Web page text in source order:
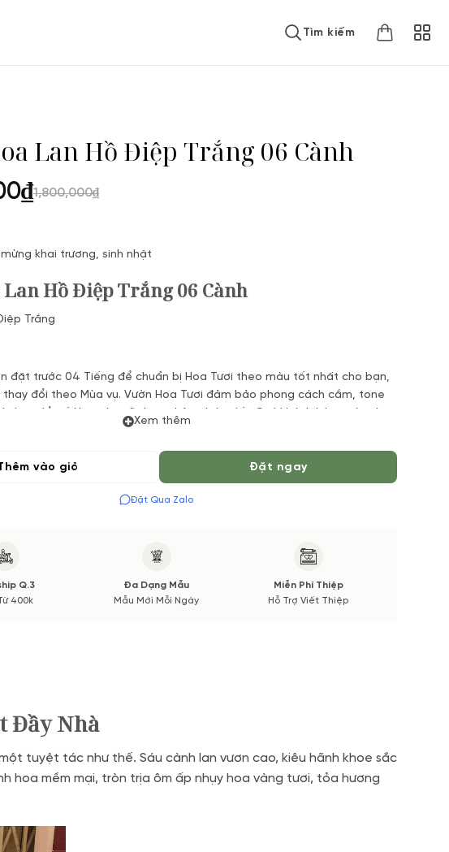
Tìm kiếm
Lan Hồ Điệp Trắng 06 Cành
₫1,800,000₫
khai trương, sinh nhật
Lan Hồ Điệp Trắng 06 Cành
Trắng
đặt trước 04 Tiếng để chuẩn bị Hoa Tươi theo màu tốt nhất cho bạn,
thay đổi theo Mùa vụ. Vườn Hoa Tươi đảm bảo phong cách cắm, tone
Xem thêm
vào giỏ Đặt ngay
Đặt Qua Zalo
Q.3
400k
Đa Dạng Mẫu
Mẫu Mới Mỗi Ngày
Miễn Phí Thiệp
Hỗ Trợ Viết Thiệp
Đầy Nhà
tuyệt tác như thế. Sáu cành lan vươn cao, kiêu hãnh khoe sắc
hoa mềm mại, tròn trịa ôm ấp nhụy hoa vàng tươi, tỏa hương